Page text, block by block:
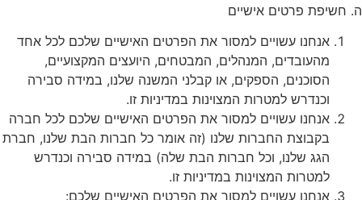
ה. חשיפת פרטים אישיים
אנחנו עשויים למסור את הפרטים האישיים שלכם לכל אחד
מהעובדים, המנהלים, המבטחים, היועצים המקצועיים,
הסוכנים, הספקים, או קבלני המשנה שלנו, במידה סבירה
וכנדרש למטרות המצוינות במדיניות זו.
אנחנו עשויים למסור את הפרטים האישיים שלכם לכל חברה
בקבוצת החברות שלנו (זה אומר כל חברות הבת שלנו, חברת
הגג שלנו, וכל חברות הבת שלה) במידה סבירה וכנדרש
למטרות המצוינות במדיניות זו.
אנחנו עשויים למסור את הפרטים האישיים שלכם: